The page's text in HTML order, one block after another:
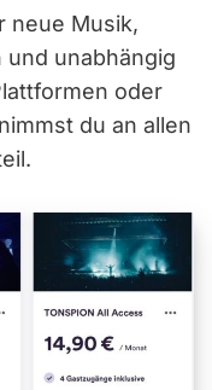
neue Musik,
unabhängig
oder
du an allen